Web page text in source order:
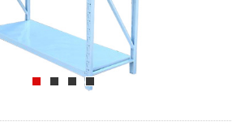
关于我们